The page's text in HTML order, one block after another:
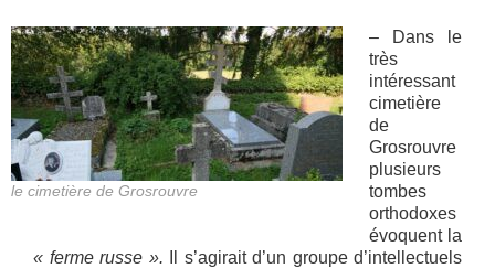
le cimetière de Grosrouvre
– Dans le
très
intéressant
cimetière
de
Grosrouvre
plusieurs
tombes
orthodoxes
évoquent la
« ferme russe ».
Il s’agirait d’un groupe d’intellectuels